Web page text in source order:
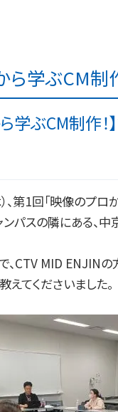
学ぶCM制
学ぶCM制作！
第1回「映像のプロ
パスの隣にある、中
、CTV MID ENJIN
てくださいました。